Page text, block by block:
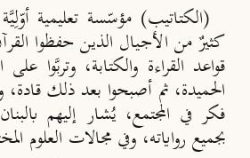
(الكتاتيب) مؤسّسة تعليمية
كثيرٌ من الأجيال الذين حفظوا
قواعد القراءة والكتابة، وتربَّوا
الحميدة، ثم أصبحوا بعد ذلك
فكر في المجتمع، يُشار إليهم
بجميع رواياته، وفي مجالات العلوم